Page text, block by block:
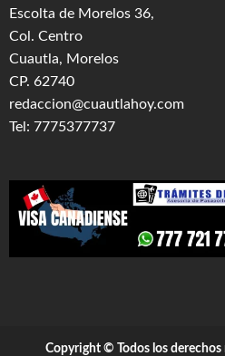
Escolta de Morelos 36,
Col. Centro
Cuautla, Morelos
CP. 62740
redaccion@cuautlahoy.com
Tel: 7775377737
Copyright © Todos los derechos